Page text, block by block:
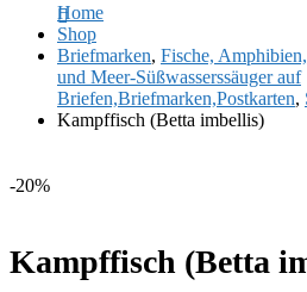
Home
Shop
Briefmarken, Fische,
und Meer-Süßwasserssäuger auf
Briefen,Briefmarken,Postkarten,
Kampffisch (Betta imbellis)
-20%
Kampffisch (Betta